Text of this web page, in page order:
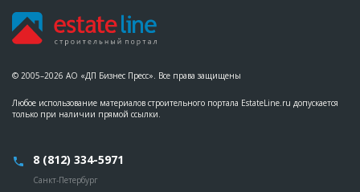
© 2005–2026 АО «ДП Бизнес Пресс». Все права защищены
Любое использование материалов строительного портала EstateLine.ru допускается
только при наличии прямой ссылки.
8 (812) 334-5971
Санкт-Петербург